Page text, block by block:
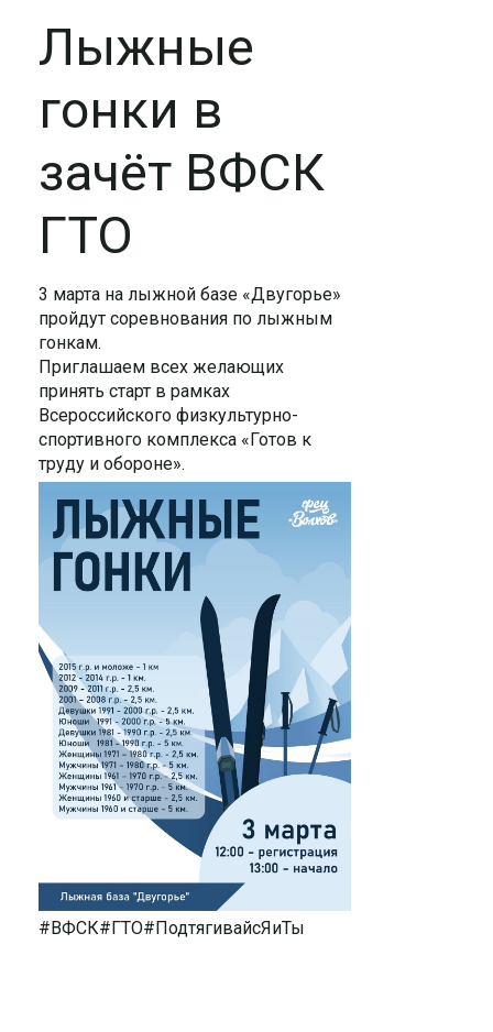
Лыжные
гонки в
зачёт ВФСК
ГТО
3 марта на лыжной базе «Двугорье»
пройдут соревнования по лыжным
гонкам.
Приглашаем всех желающих
принять старт в рамках
Всероссийского физкультурно-
спортивного комплекса «Готов к
труду и обороне».
#ВФСК#ГТО#ПодтягивайсЯиТы